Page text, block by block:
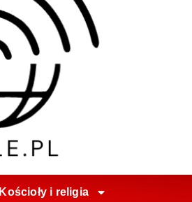
Kościoły i religia